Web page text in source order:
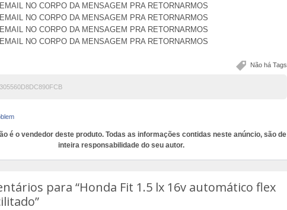
NO CORPO DA MENSAGEM PRA RETORNARMOS
NO CORPO DA MENSAGEM PRA RETORNARMOS
NO CORPO DA MENSAGEM PRA RETORNARMOS
NO CORPO DA MENSAGEM PRA RETORNARMOS
Não há Tags
305560D8DC890FCB
é o vendedor deste produto. Todas as informações contidas neste anúncio, são de
inteira responsabilidade do seu autor.
para “Honda Fit 1.5 lx 16v automático flex